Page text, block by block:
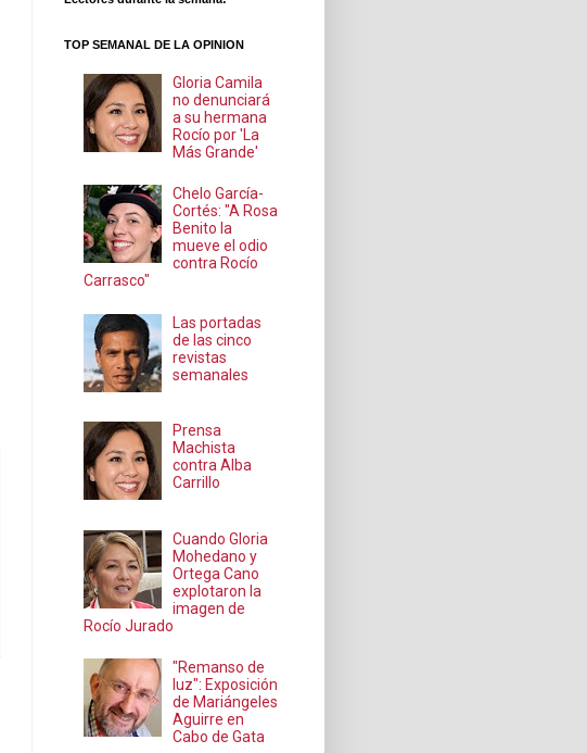
TOP SEMANAL DE LA OPINION
Gloria Camila
no denunciará
a su hermana
Rocío por 'La
Más Grande'
Chelo García-
Cortés: "A Rosa
Benito la
mueve el odio
contra Rocío
Carrasco"
Las portadas
de las cinco
revistas
semanales
Prensa
Machista
contra Alba
Carrillo
Cuando Gloria
Mohedano y
Ortega Cano
explotaron la
imagen de
Rocío Jurado
"Remanso de
luz": Exposición
de Mariángeles
Aguirre en
Cabo de Gata